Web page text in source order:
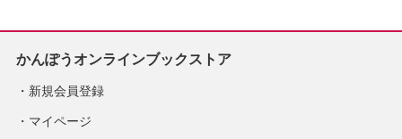
かんぽうオンラインブックストア
新規会員登録
マイページ